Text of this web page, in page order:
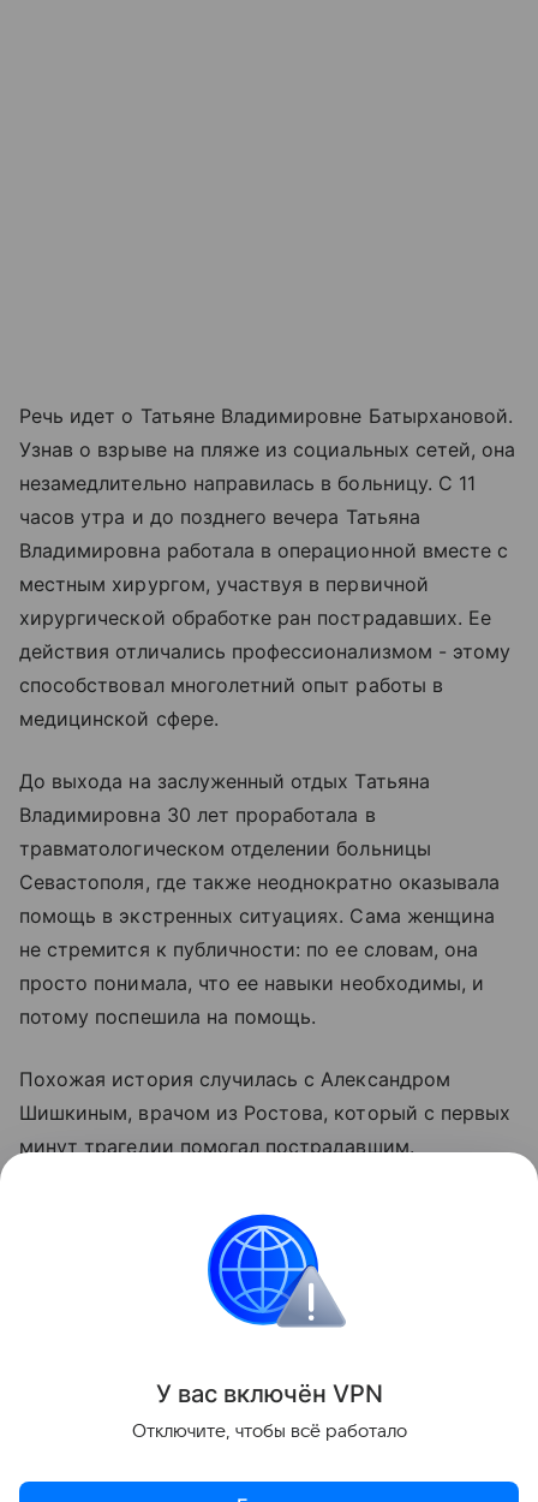
Речь идет о Татьяне Владимировне Батырхановой.
Узнав о взрыве на пляже из социальных сетей, она
незамедлительно направилась в больницу. С 11
часов утра и до позднего вечера Татьяна
Владимировна работала в операционной вместе с
местным хирургом, участвуя в первичной
хирургической обработке ран пострадавших. Ее
действия отличались профессионализмом - этому
способствовал многолетний опыт работы в
медицинской сфере.
До выхода на заслуженный отдых Татьяна
Владимировна 30 лет проработала в
травматологическом отделении больницы
Севастополя, где также неоднократно оказывала
помощь в экстренных ситуациях. Сама женщина
не стремится к публичности: по ее словам, она
просто понимала, что ее навыки необходимы, и
потому поспешила на помощь.
Похожая история случилась с Александром
Шишкиным, врачом из Ростова, который с первых
минут трагедии помогал пострадавшим.
Как сообщала ранее "Российская газета", атака
беспилотников в Архипо‑Осиповке привела к
тяжелым последствиям: семь человек погибли,
Поделиться
У вас включён VPN
Отключите, чтобы всё работало